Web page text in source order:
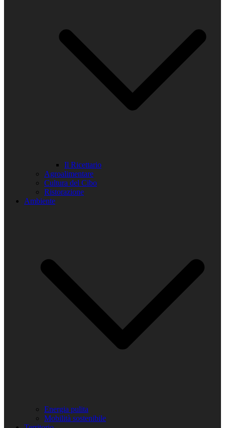
Il Ricettario
Agroalimentare
Cultura del Cibo
Ristorazione
Ambiente
Energia pulita
Mobilità sostenibile